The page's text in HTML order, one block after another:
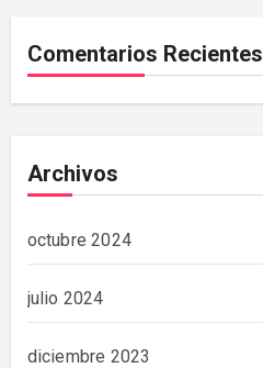
Comentarios Recientes
Archivos
octubre 2024
julio 2024
diciembre 2023